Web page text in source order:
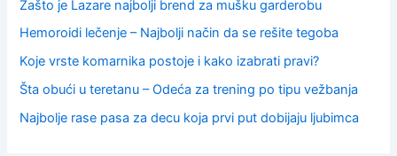
Zašto je Lazare najbolji brend za mušku garderobu
Hemoroidi lečenje – Najbolji način da se rešite tegoba
Koje vrste komarnika postoje i kako izabrati pravi?
Šta obući u teretanu – Odeća za trening po tipu vežbanja
Najbolje rase pasa za decu koja prvi put dobijaju ljubimca